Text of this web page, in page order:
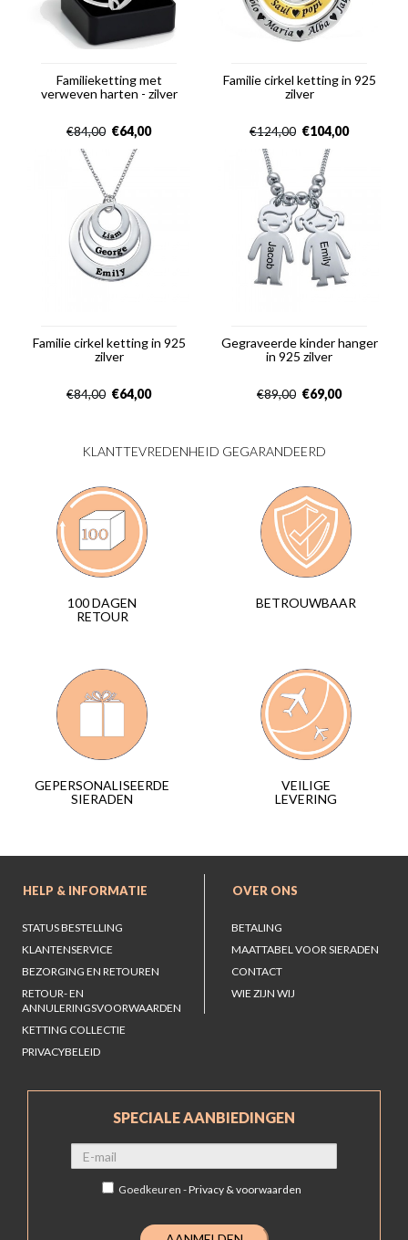
Familieketting met
verweven harten - zilver
€84,00 €64,00
Familie cirkel ketting in 925
zilver
€124,00 €104,00
Familie cirkel ketting in 925
zilver
€84,00 €64,00
Gegraveerde kinder hanger
in 925 zilver
€89,00 €69,00
KLANTTEVREDENHEID GEGARANDEERD
100 DAGEN
RETOUR
BETROUWBAAR
GEPERSONALISEERDE
SIERADEN
VEILIGE
LEVERING
HELP & INFORMATIE
STATUS BESTELLING
KLANTENSERVICE
BEZORGING EN RETOUREN
RETOUR- EN
ANNULERINGSVOORWAARDEN
KETTING COLLECTIE
PRIVACYBELEID
OVER ONS
BETALING
MAATTABEL VOOR SIERADEN
CONTACT
WIE ZIJN WIJ
SPECIALE AANBIEDINGEN
Goedkeuren -Privacy & voorwaarden